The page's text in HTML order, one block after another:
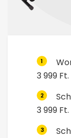
1
3 999 Ft.
2
3 999 Ft.
3